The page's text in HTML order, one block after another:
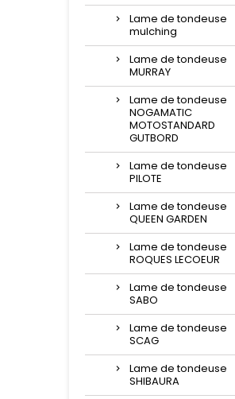
Lame de tondeuse
mulching
Lame de tondeuse
MURRAY
Lame de tondeuse
NOGAMATIC
MOTOSTANDARD
GUTBORD
Lame de tondeuse
PILOTE
Lame de tondeuse
QUEEN GARDEN
Lame de tondeuse
ROQUES LECOEUR
Lame de tondeuse
SABO
Lame de tondeuse
SCAG
Lame de tondeuse
SHIBAURA